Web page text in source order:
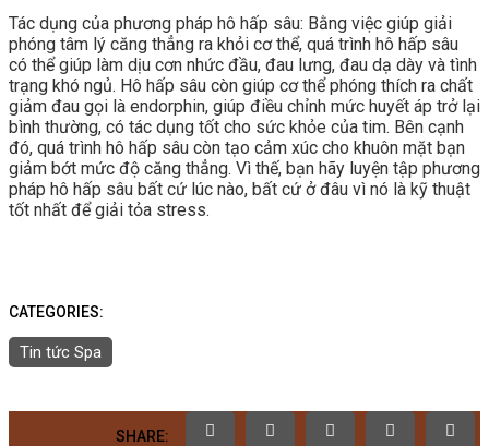
Tác dụng của phương pháp hô hấp sâu: Bằng việc giúp giải
phóng tâm lý căng thẳng ra khỏi cơ thể, quá trình hô hấp sâu
có thể giúp làm dịu cơn nhức đầu, đau lưng, đau dạ dày và tình
trạng khó ngủ. Hô hấp sâu còn giúp cơ thể phóng thích ra chất
giảm đau gọi là endorphin, giúp điều chỉnh mức huyết áp trở lại
bình thường, có tác dụng tốt cho sức khỏe của tim. Bên cạnh
đó, quá trình hô hấp sâu còn tạo cảm xúc cho khuôn mặt bạn
giảm bớt mức độ căng thẳng. Vì thế, bạn hãy luyện tập phương
pháp hô hấp sâu bất cứ lúc nào, bất cứ ở đâu vì nó là kỹ thuật
tốt nhất để giải tỏa stress.
CATEGORIES:
Tin tức Spa
SHARE: